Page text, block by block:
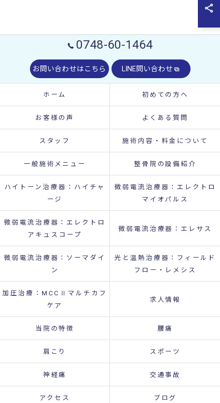
0748-60-1464
お問い合わせはこちら LINE問い合わせ
ホーム 初めての方へ
お客様の声 よくある質問
スタッフ 施術内容・料金について
一般施術メニュー 整骨院の設備紹介
ハイトーン治療器：ハイチャ
ージ
微弱電流治療器：エレクトロ
マイオパルス
微弱電流治療器：エレクトロ
アキュスコープ
微弱電流治療器：エレサス
微弱電流治療器：ソーマダイ
ン
光と温熱治療器：フィールド
フロー・レメシス
加圧治療：MCCⅡマルチカフ
ケア
求人情報
当院の特徴 腰痛
肩こり スポーツ
神経痛 交通事故
アクセス ブログ